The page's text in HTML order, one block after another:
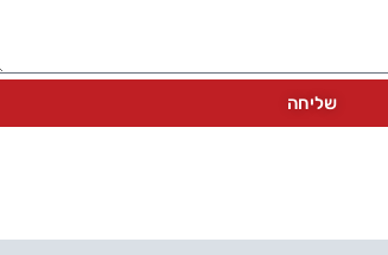
שליחה